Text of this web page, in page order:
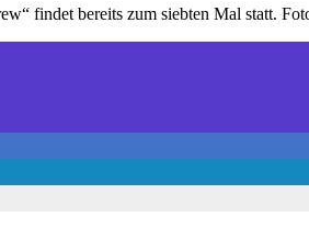
findet bereits zum siebten Mal statt.